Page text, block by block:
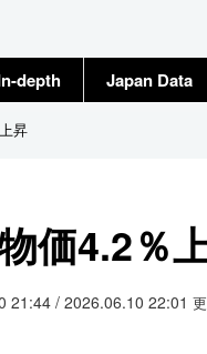
depth Japan Data
昇
価4.2％
21:44 / 2026.06.10 22:01